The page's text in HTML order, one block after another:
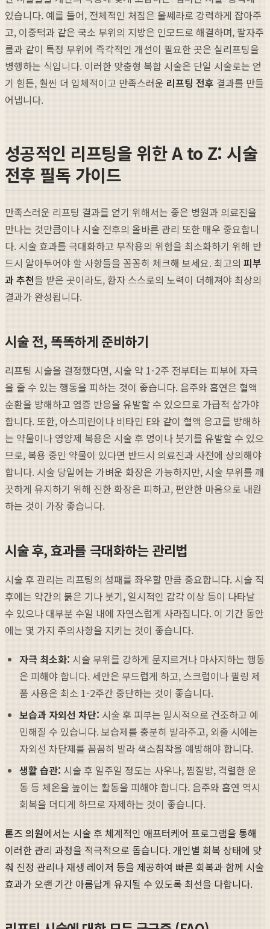
있습니다. 예를 들어, 전체적인 처짐은 울쎄라로 강력하게 잡아주
고, 이중턱과 같은 국소 부위의 지방은 인모드로 해결하며, 팔자주
름과 같이 특정 부위에 즉각적인 개선이 필요한 곳은 실리프팅을
병행하는 식입니다. 이러한 맞춤형 복합 시술은 단일 시술로는 얻
기 힘든, 훨씬 더 입체적이고 만족스러운 리프팅 전후 결과를 만들
어냅니다.
성공적인 리프팅을 위한 A to Z: 시술
전후 필독 가이드
만족스러운 리프팅 결과를 얻기 위해서는 좋은 병원과 의료진을
만나는 것만큼이나 시술 전후의 올바른 관리 또한 매우 중요합니
다. 시술 효과를 극대화하고 부작용의 위험을 최소화하기 위해 반
드시 알아두어야 할 사항들을 꼼꼼히 체크해 보세요. 최고의 피부
과 추천을 받은 곳이라도, 환자 스스로의 노력이 더해져야 최상의
결과가 완성됩니다.
시술 전, 똑똑하게 준비하기
리프팅 시술을 결정했다면, 시술 약 1-2주 전부터는 피부에 자극
을 줄 수 있는 행동을 피하는 것이 좋습니다. 음주와 흡연은 혈액
순환을 방해하고 염증 반응을 유발할 수 있으므로 가급적 삼가야
합니다. 또한, 아스피린이나 비타민 E와 같이 혈액 응고를 방해하
는 약물이나 영양제 복용은 시술 후 멍이나 붓기를 유발할 수 있으
므로, 복용 중인 약물이 있다면 반드시 의료진과 사전에 상의해야
합니다. 시술 당일에는 가벼운 화장은 가능하지만, 시술 부위를 깨
끗하게 유지하기 위해 진한 화장은 피하고, 편안한 마음으로 내원
하는 것이 가장 좋습니다.
시술 후, 효과를 극대화하는 관리법
시술 후 관리는 리프팅의 성패를 좌우할 만큼 중요합니다. 시술 직
후에는 약간의 붉은 기나 붓기, 일시적인 감각 이상 등이 나타날
수 있으나 대부분 수일 내에 자연스럽게 사라집니다. 이 기간 동안
에는 몇 가지 주의사항을 지키는 것이 좋습니다.
자극 최소화: 시술 부위를 강하게 문지르거나 마사지하는 행동
은 피해야 합니다. 세안은 부드럽게 하고, 스크럽이나 필링 제
품 사용은 최소 1-2주간 중단하는 것이 좋습니다.
보습과 자외선 차단: 시술 후 피부는 일시적으로 건조하고 예
민해질 수 있습니다. 보습제를 충분히 발라주고, 외출 시에는
자외선 차단제를 꼼꼼히 발라 색소침착을 예방해야 합니다.
생활 습관: 시술 후 일주일 정도는 사우나, 찜질방, 격렬한 운
동 등 체온을 높이는 활동을 피해야 합니다. 음주와 흡연 역시
회복을 더디게 하므로 자제하는 것이 좋습니다.
톤즈 의원에서는 시술 후 체계적인 애프터케어 프로그램을 통해
이러한 관리 과정을 적극적으로 돕습니다. 개인별 회복 상태에 맞
춰 진정 관리나 재생 레이저 등을 제공하여 빠른 회복과 함께 시술
효과가 오랜 기간 아름답게 유지될 수 있도록 최선을 다합니다.